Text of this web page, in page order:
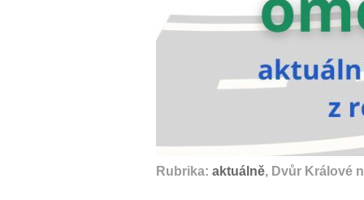
Rubrika: aktuálně, Dvůr Králové